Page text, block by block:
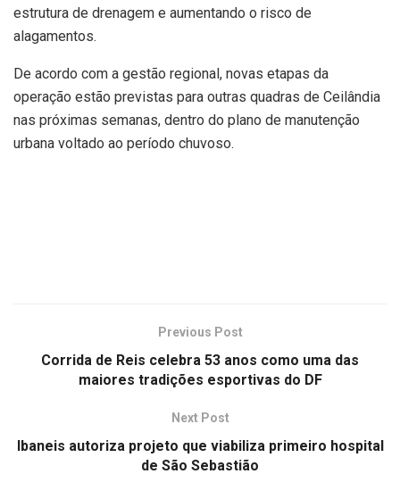
estrutura de drenagem e aumentando o risco de
alagamentos.
De acordo com a gestão regional, novas etapas da
operação estão previstas para outras quadras de Ceilândia
nas próximas semanas, dentro do plano de manutenção
urbana voltado ao período chuvoso.
Previous Post
Corrida de Reis celebra 53 anos como uma das
maiores tradições esportivas do DF
Next Post
Ibaneis autoriza projeto que viabiliza primeiro hospital
de São Sebastião